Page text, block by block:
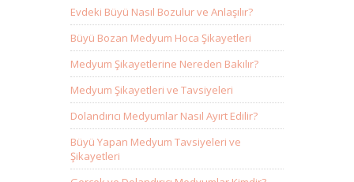
Evdeki Büyü Nasıl Bozulur ve Anlaşılır?
Büyü Bozan Medyum Hoca Şikayetleri
Medyum Şikayetlerine Nereden Bakılır?
Medyum Şikayetleri ve Tavsiyeleri
Dolandırıcı Medyumlar Nasıl Ayırt Edilir?
Büyü Yapan Medyum Tavsiyeleri ve
Şikayetleri